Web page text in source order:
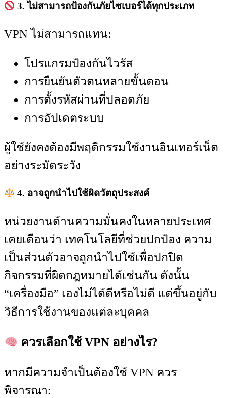
3. ไม่สามารถป้องกันภัยไซเบอร์ได้ทุกประเภท
VPN ไม่สามารถแทน:
โปรแกรมป้องกันไวรัส
การยืนยันตัวตนหลายขั้นตอน
การตั้งรหัสผ่านที่ปลอดภัย
การอัปเดตระบบ
ผู้ใช้ยังคงต้องมีพฤติกรรมใช้งานอินเทอร์เน็ต
อย่างระมัดระวัง
4. อาจถูกนำไปใช้ผิดวัตถุประสงค์
หน่วยงานด้านความมั่นคงในหลายประเทศ
เคยเตือนว่า เทคโนโลยีที่ช่วยปกป้อง ความ
เป็นส่วนตัวอาจถูกนำไปใช้เพื่อปกปิด
กิจกรรมที่ผิดกฎหมายได้เช่นกัน ดังนั้น
“เครื่องมือ” เองไม่ได้ดีหรือไม่ดี แต่ขึ้นอยู่กับ
วิธีการใช้งานของแต่ละบุคคล
ควรเลือกใช้ VPN อย่างไร?
หากมีความจำเป็นต้องใช้ VPN ควร
พิจารณา: